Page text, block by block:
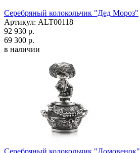
Серебряный колокольчик "Дед Мороз"
Артикул: ALT00118
92 930 р.
69 300 р.
в наличии